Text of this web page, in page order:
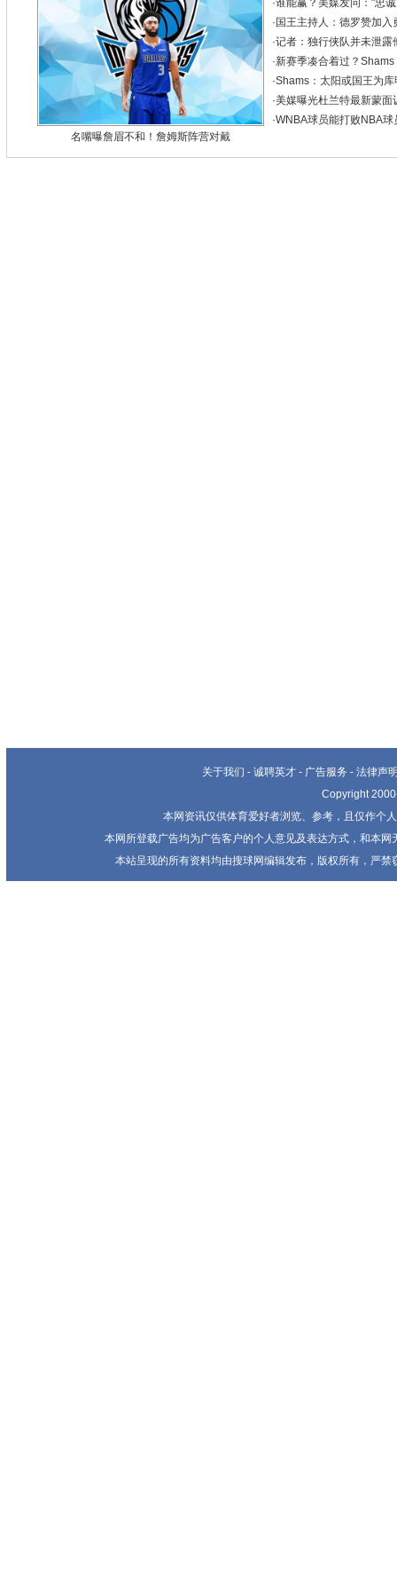
名嘴曝詹眉不和！詹姆斯阵营对戴
·谁能赢？美媒发问："忠
· 国王主持人：德罗赞加
·记者：独行侠队并未泄露
·新赛季凑合着过？
·Shams：太阳或国王为
·美媒曝光杜兰特最新蒙面
·WNBA球员能打败NBA
关于我们 - 诚聘英才 - 广告服务 - 法律声
Copyright
本网资讯仅供体育爱好者浏览、参考，且仅作个
本网所登载广告均为广告客户的个人意见及表达方式，和本
本站呈现的所有资料均由搜球网编辑发布，版权所有，严